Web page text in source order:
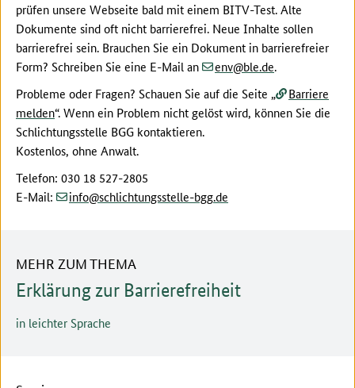
prüfen unsere Webseite bald mit einem BITV-Test. Alte
Dokumente sind oft nicht barrierefrei. Neue Inhalte sollen
barrierefrei sein. Brauchen Sie ein Dokument in barrierefreier
Form? Schreiben Sie eine E-Mail an
env (at)
ble(dot)
de.
Probleme oder Fragen? Schauen Sie auf die Seite „
Barriere
melden“. Wenn ein Problem nicht gelöst wird, können Sie die
Schlichtungsstelle BGG kontaktieren.
Kostenlos, ohne Anwalt.
Telefon: 030 18 527-2805
E-Mail:
info (at)
schlichtungsstelle-bgg(dot)
de
MEHR ZUM THEMA
Erklärung zur Barrierefreiheit
in leichter Sprache